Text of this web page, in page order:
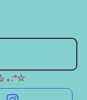
｡:*☆